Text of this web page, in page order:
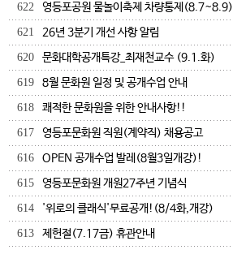
622 영등포공원 물놀이축제 차량통제(8.7~8.9)
621 26년 3분기 개선 사항 알림
620 문화대학공개특강_최재천교수 (9.1.화)
619 8월 문화원 일정 및 공개수업 안내
618 쾌적한 문화원을 위한 안내사항!!
617 영등포문화원 직원(계약직) 채용공고
616 OPEN 공개수업 발레(8월3일개강)!
615 영등포문화원 개원27주년 기념식
614 '위로의 클래식'무료공개!(8/4화,개강)
613 제헌절(7.17금) 휴관안내